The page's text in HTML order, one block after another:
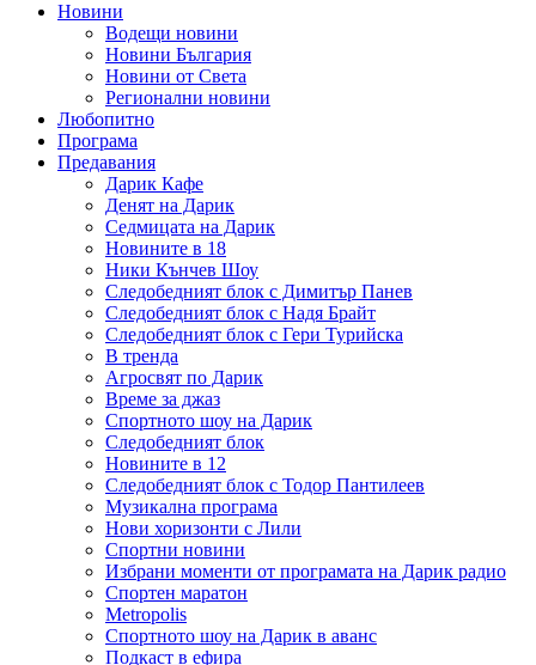
Новини
Водещи новини
Новини България
Новини от Света
Регионални новини
Любопитно
Програма
Предавания
Дарик Кафе
Денят на Дарик
Седмицата на Дарик
Новините в 18
Ники Кънчев Шоу
Следобедният блок с Димитър Панев
Следобедният блок с Надя Брайт
Следобедният блок с Гери Турийска
В тренда
Агросвят по Дарик
Време за джаз
Спортното шоу на Дарик
Следобедният блок
Новините в 12
Следобедният блок с Тодор Пантилеев
Музикална програма
Нови хоризонти с Лили
Спортни новини
Избрани моменти от програмата на Дарик радио
Спортен маратон
Metropolis
Спортното шоу на Дарик в аванс
Подкаст в ефира